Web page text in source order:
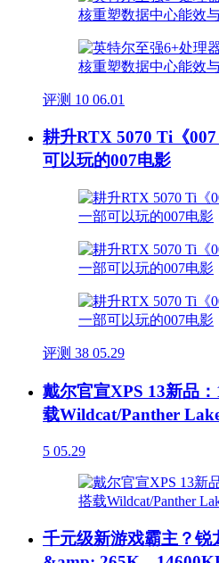
评测 10 06.01
耕升RTX 5070 Ti《
可以玩的007电影
评测 38 05.29
戴尔官宣XPS 13新品
载Wildcat/Panther
5 05.29
千元级新游戏霸主？锐